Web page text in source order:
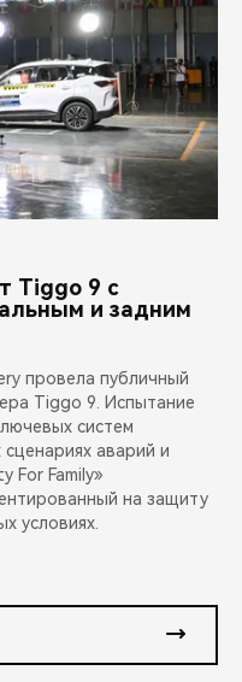
Tiggo 9 с
и задним
провела публичный
Tiggo 9. Испытание
систем
аварий и
For Family»
на защиту
условиях.